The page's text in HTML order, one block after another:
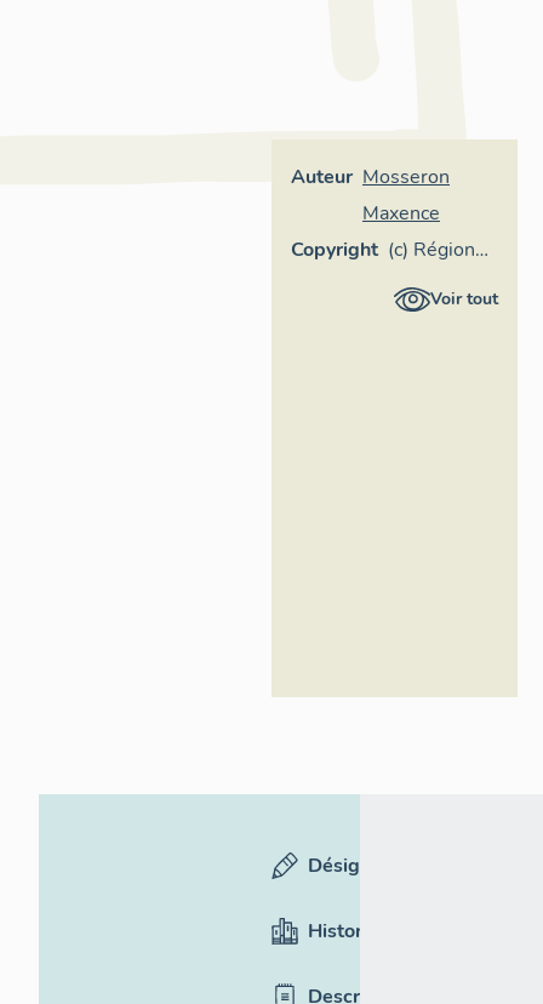
Auteur Mosseron
Maxence
Copyright (c) Région
Provence-Voir tout
Désignation
Historique
Description